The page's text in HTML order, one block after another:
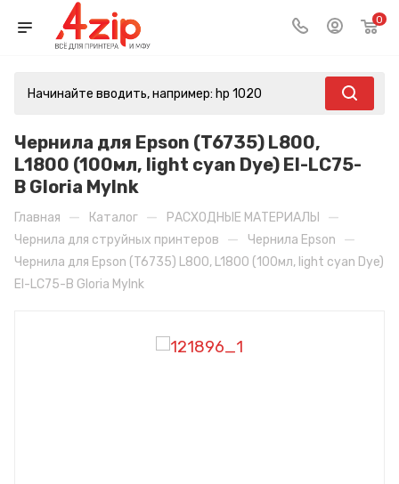
0
Чернила для Epson (T6735) L800,
L1800 (100мл, light cyan Dye) EI-LC75-
B Gloria MyInk
Главная — Каталог — РАСХОДНЫЕ МАТЕРИАЛЫ —
Чернила для струйных принтеров — Чернила Epson —
Чернила для Epson (T6735) L800, L1800 (100мл, light cyan Dye)
EI-LC75-B Gloria MyInk